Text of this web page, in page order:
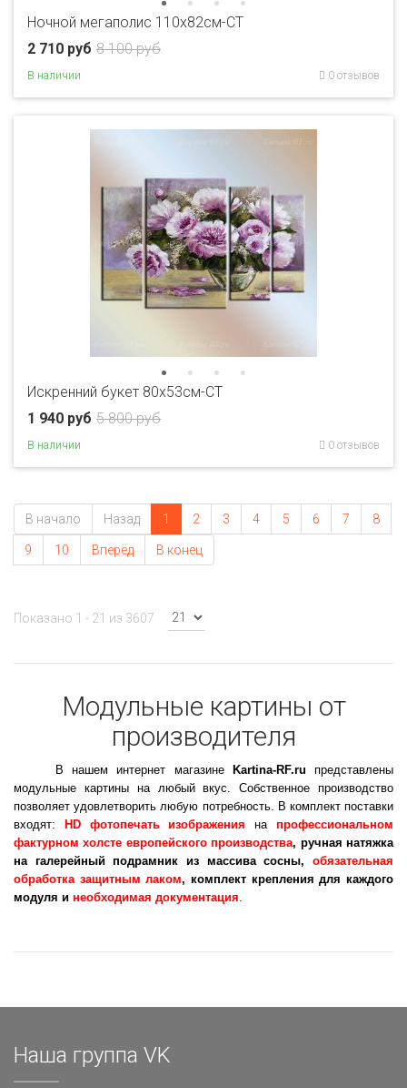
Ночной мегаполис 110х82см-CT
8 100 руб
2 710 руб
В наличии 0 отзывов
Искренний букет 80x53см-CT
5 800 руб
1 940 руб
В наличии 0 отзывов
В начало Назад 1 2 3 4 5 6 7 8
9 10 Вперёд В конец
Показано 1 - 21 из 3607
Модульные картины от
производителя
В нашем интернет магазине Kartina-RF.ru представлены
модульные картины на любый вкус. Собственное производство
позволяет удовлетворить любую потребность. В комплект поставки
входят: HD фотопечать изображения напрофессиональном
фактурном холсте европейского производства, ручная натяжка
на галерейный подрамник из массива сосны, обязательная
обработка защитным лаком, комплект крепления для каждого
модуля и необходимая документация
Наша группа VK